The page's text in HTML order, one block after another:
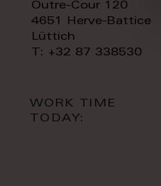
Outre-Cour 120
4651 Herve-Battice
Lüttich
T: +32 87 338530
WORK TIME
TODAY: